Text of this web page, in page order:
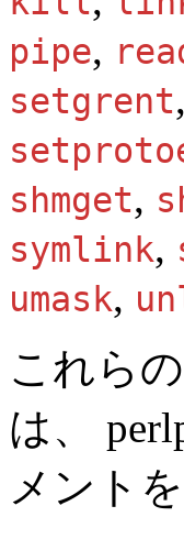
pipe,
setgrent,
shmget,
symlink,
umask,
これら
は、
メント